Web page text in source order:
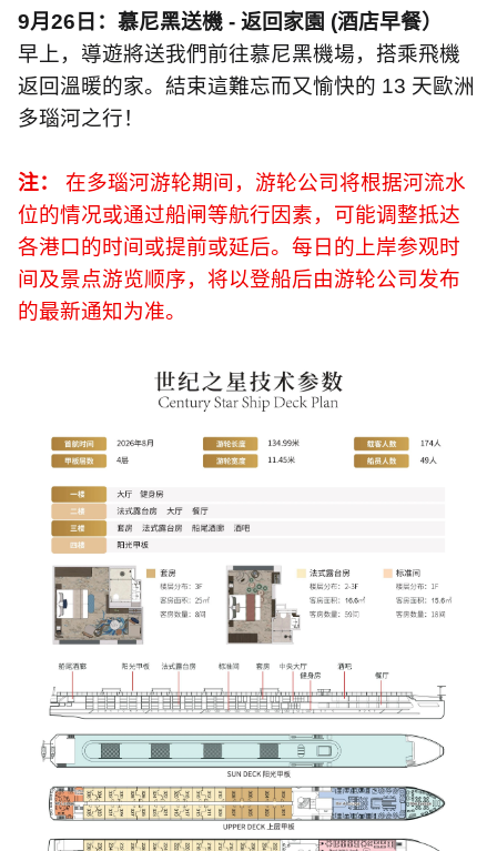
9月 26 日：慕尼黑送機 - 返回家園 (酒店早餐）
早上，導遊將送我們前往慕尼黑機場，搭乘飛機
返回溫暖的家。結束這難忘而又愉快的 13 天歐洲
多瑙河之行！
注：
在多瑙河游轮期间，游轮公司将根据河流水
位的情况或通过船闸等航行因素，可能调整抵达
各港口的时间或提前或延后。每日的上岸参观时
间及景点游览顺序，将以登船后由游轮公司发布
的最新通知为准。